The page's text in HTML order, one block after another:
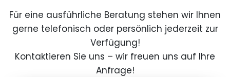
Für eine ausführliche Beratung stehen wir Ihnen
gerne telefonisch oder persönlich jederzeit zur
Verfügung!
Kontaktieren Sie uns – wir freuen uns auf Ihre
Anfrage!